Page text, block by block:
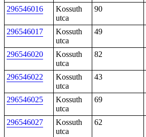
296546016
Kossuth
utca
90
296546017
Kossuth
utca
49
296546020
Kossuth
utca
82
296546022
Kossuth
utca
43
296546025
Kossuth
utca
69
296546027
Kossuth
utca
62